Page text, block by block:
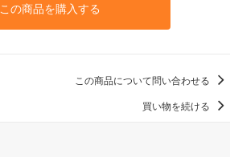
この商品を購入する
この商品について問い合わせる
買い物を続ける